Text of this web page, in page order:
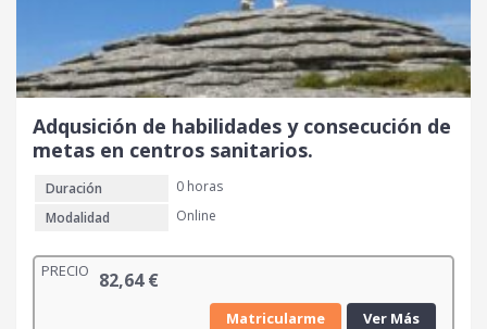
Adqusición de habilidades y consecución de
metas en centros sanitarios.
Duración
0 horas
Modalidad
Online
PRECIO 82,64€
Matricularme Ver Más